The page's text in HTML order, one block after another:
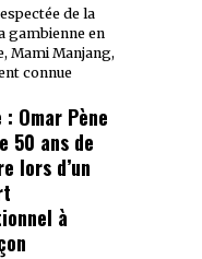
de la
gambienne en
Mami Manjang,
connue
: Omar Pène
50 ans de
lors d’un
à